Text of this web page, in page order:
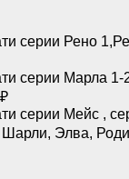
серии Рено
серии Марла
серии Мейс ,
Элва,